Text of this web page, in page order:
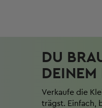
DU
Verkaufe die
trägst. Einfach,